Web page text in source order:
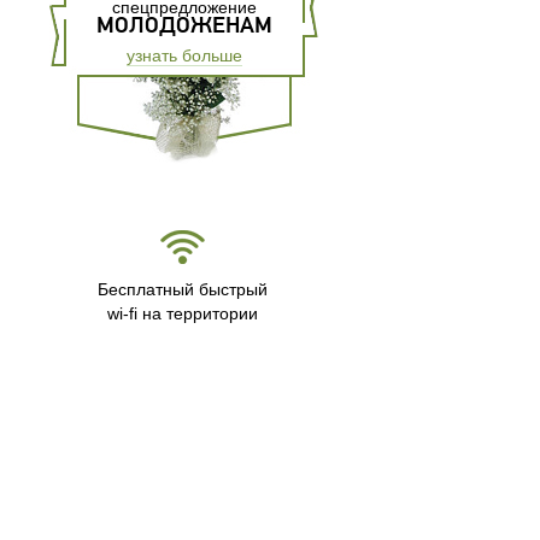
спецпредложение
МОЛОДОЖЕНАМ
узнать больше
Бесплатный быстрый
wi-fi на территории